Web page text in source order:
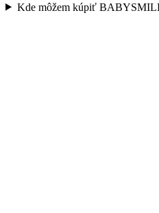
Kde môžem kúpiť